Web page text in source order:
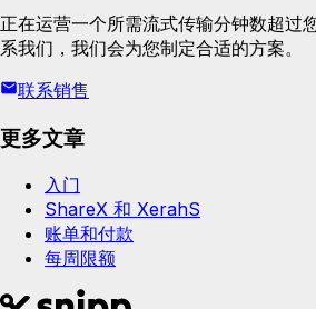
正在运营一个所需流式传输分钟数超过
系我们，我们会为您制定合适的方案。
联系销售
更多文章
入门
ShareX 和 XerahS
账单和付款
每周限额